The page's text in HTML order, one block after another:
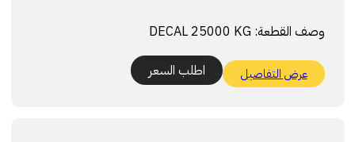
وصف القطعة:
عرض التفاصيل اطلب السعر